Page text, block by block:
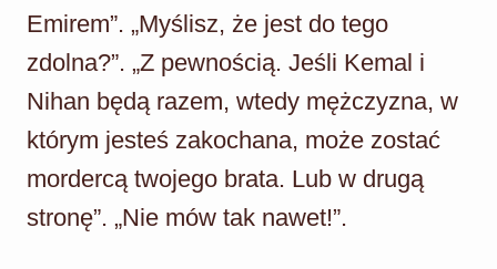
Emirem”. „Myślisz, że jest do tego
zdolna?”. „Z pewnością. Jeśli Kemal i
Nihan będą razem, wtedy mężczyzna, w
którym jesteś zakochana, może zostać
mordercą twojego brata. Lub w drugą
stronę”. „Nie mów tak nawet!”.